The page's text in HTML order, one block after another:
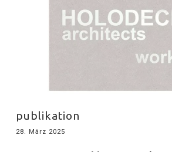
publikation
28. März 2025